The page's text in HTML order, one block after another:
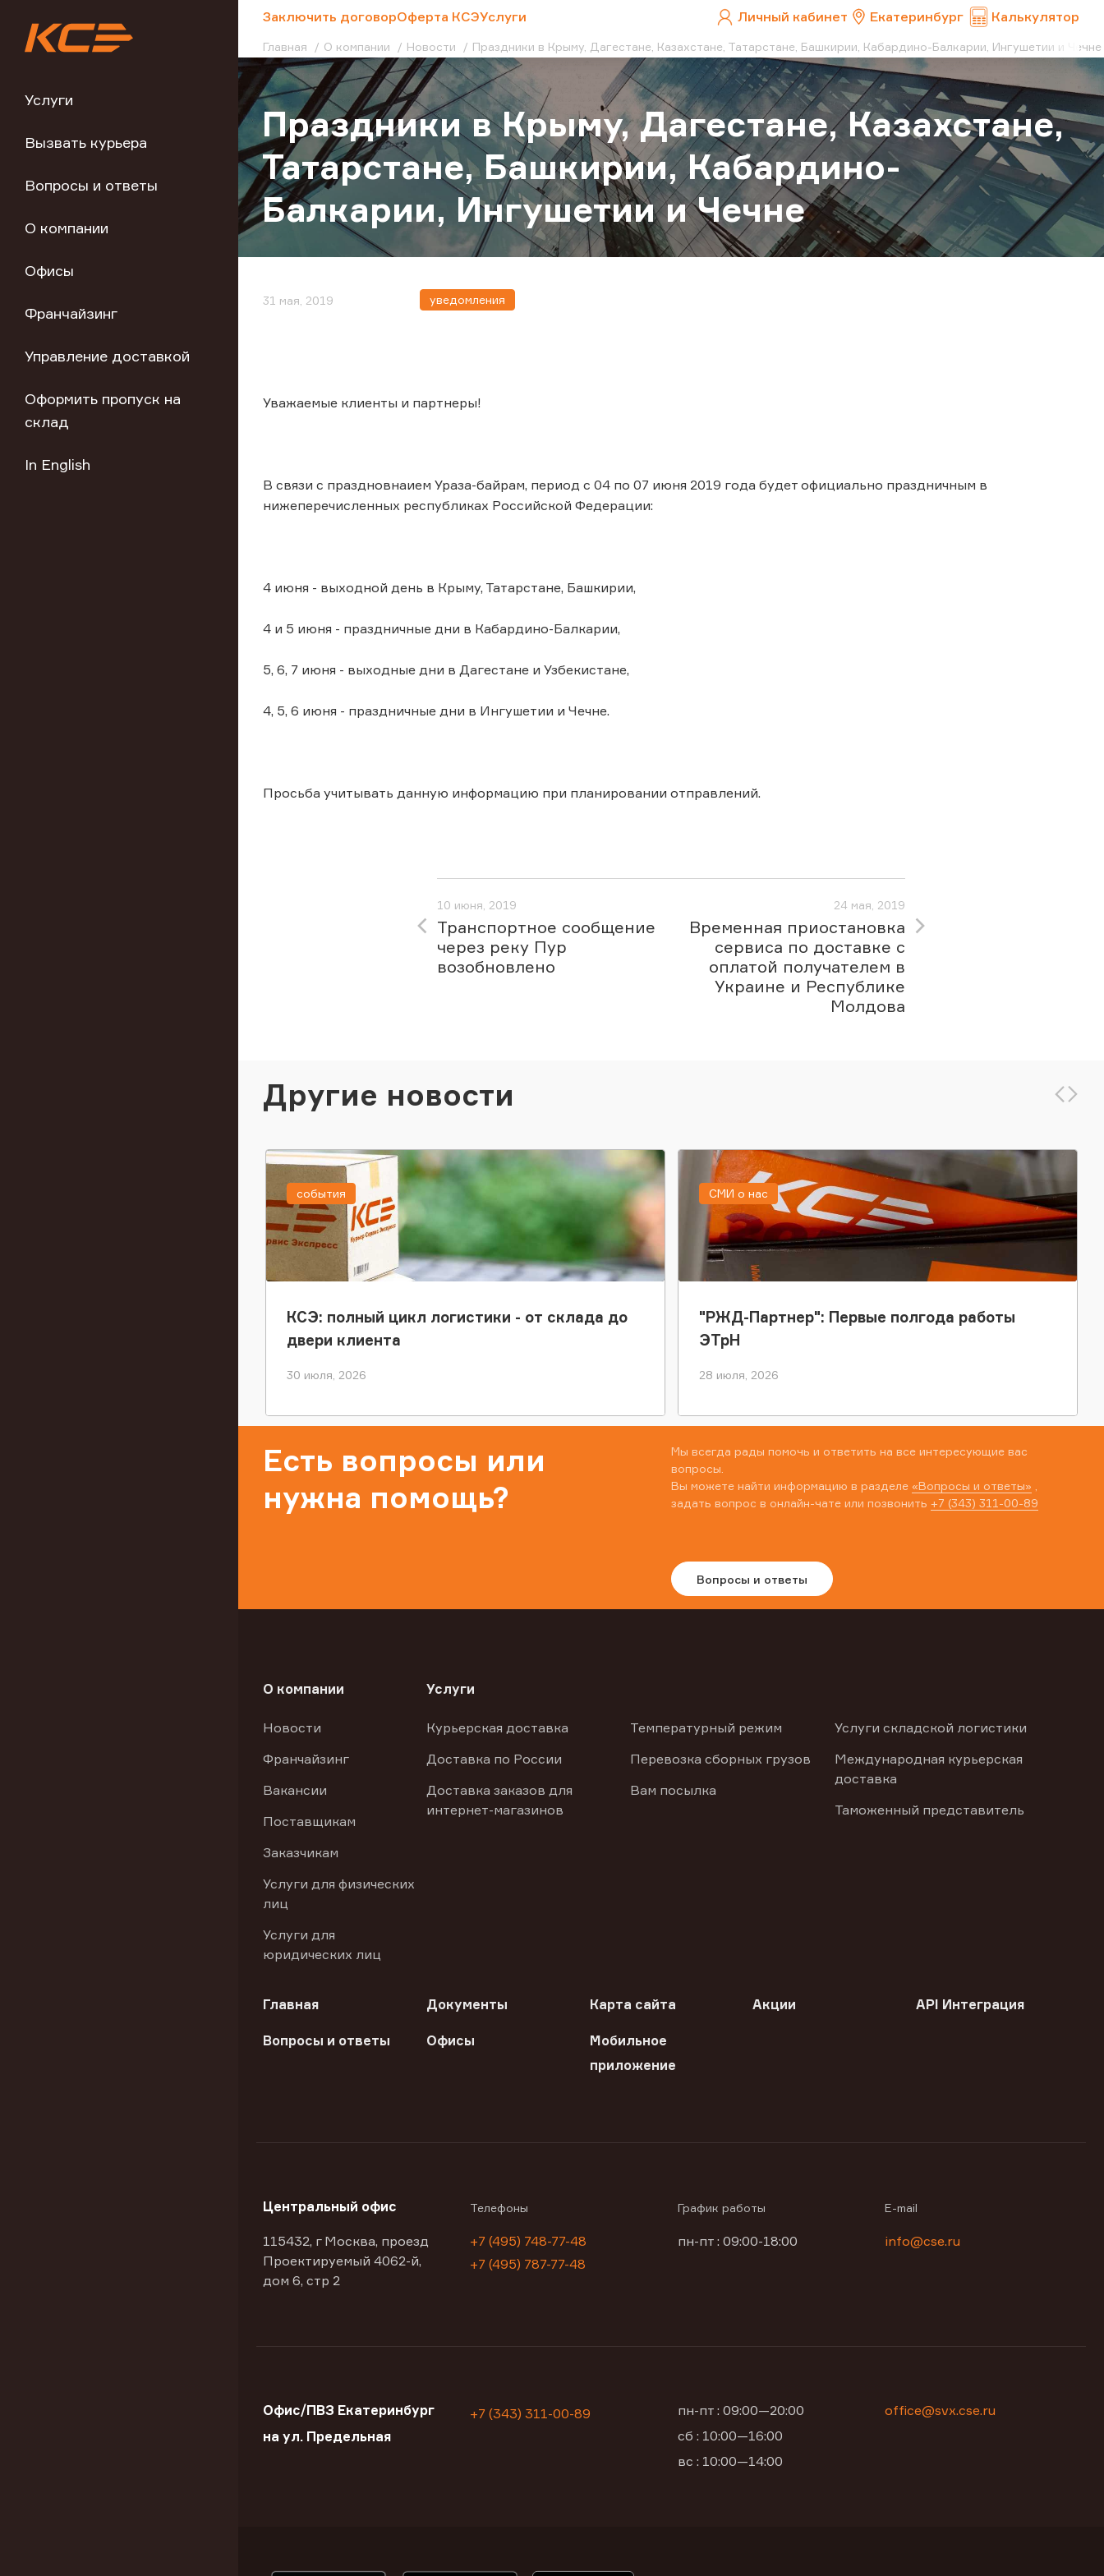
Услуги
Вызвать курьера
Вопросы и ответы
О компании
Офисы
Франчайзинг
Управление доставкой
Оформить пропуск на
склад
In English
Заключить договорОферта КСЭУслуги Личный кабинет Екатеринбург Калькулятор
Главная О компании Новости Праздники в Крыму, Дагестане, Казахстане, Татарстане, Башкирии, Кабардино-Балкарии, Ингушетии и Чечне
Праздники в Крыму, Дагестане, Казахстане,
Татарстане, Башкирии, Кабардино-
Балкарии, Ингушетии и Чечне
31 мая, 2019 уведомления
Уважаемые клиенты и партнеры!
В связи с праздновнаием Ураза-байрам, период с 04 по 07 июня 2019 года будет официально праздничным в
нижеперечисленных республиках Российской Федерации:
4 июня - выходной день в Крыму, Татарстане, Башкирии,
4 и 5 июня - праздничные дни в Кабардино-Балкарии,
5, 6, 7 июня - выходные дни в Дагестане и Узбекистане,
4, 5, 6 июня - праздничные дни в Ингушетии и Чечне.
Просьба учитывать данную информацию при планировании отправлений.
10 июня, 2019
Транспортное сообщение
через реку Пур
возобновлено
24 мая, 2019
Временная приостановка
сервиса по доставке с
оплатой получателем в
Украине и Республике
Молдова
Другие новости
КСЭ: полный цикл логистики - от склада до
двери клиента
30 июля, 2026
события
"РЖД-Партнер": Первые полгода работы
ЭТрН
28 июля, 2026
СМИ о нас
Есть вопросы или
нужна помощь?
Мы всегда рады помочь и ответить на все интересующие вас
вопросы.
Вы можете найти информацию в разделе «Вопросы и ответы»
задать вопрос в онлайн-чате или позвонить +7 (343) 311-00-89
Вопросы и ответы
О компании
Новости
Франчайзинг
Вакансии
Поставщикам
Заказчикам
Услуги для физических
лиц
Услуги для
юридических лиц
Услуги
Курьерская доставка
Доставка по России
Доставка заказов для
интернет-магазинов
Температурный режим
Перевозка сборных грузов
Вам посылка
Услуги складской логистики
Международная курьерская
доставка
Таможенный представитель
Главная Документы Карта сайта Акции API Интеграция
Вопросы и ответы Офисы
Мобильное
приложение
Центральный офис
115432, г Москва, проезд
Проектируемый 4062-й,
дом 6, стр 2
Телефоны
+7 (495) 748-77-48
+7 (495) 787-77-48
График работы
пн-пт : 09:00-18:00
E-mail
info@cse.ru
Офис/ПВЗ Екатеринбург
на ул. Предельная
+7 (343) 311-00-89
пн-пт : 09:00—20:00
сб : 10:00—16:00
вс : 10:00—14:00
office@svx.cse.ru